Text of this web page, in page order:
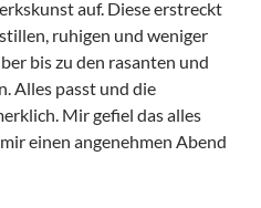
auf. Diese erstreckt
ruhigen und weniger
bis zu den rasanten und
Alles passt und die
Mir gefiel das alles
einen angenehmen Abend